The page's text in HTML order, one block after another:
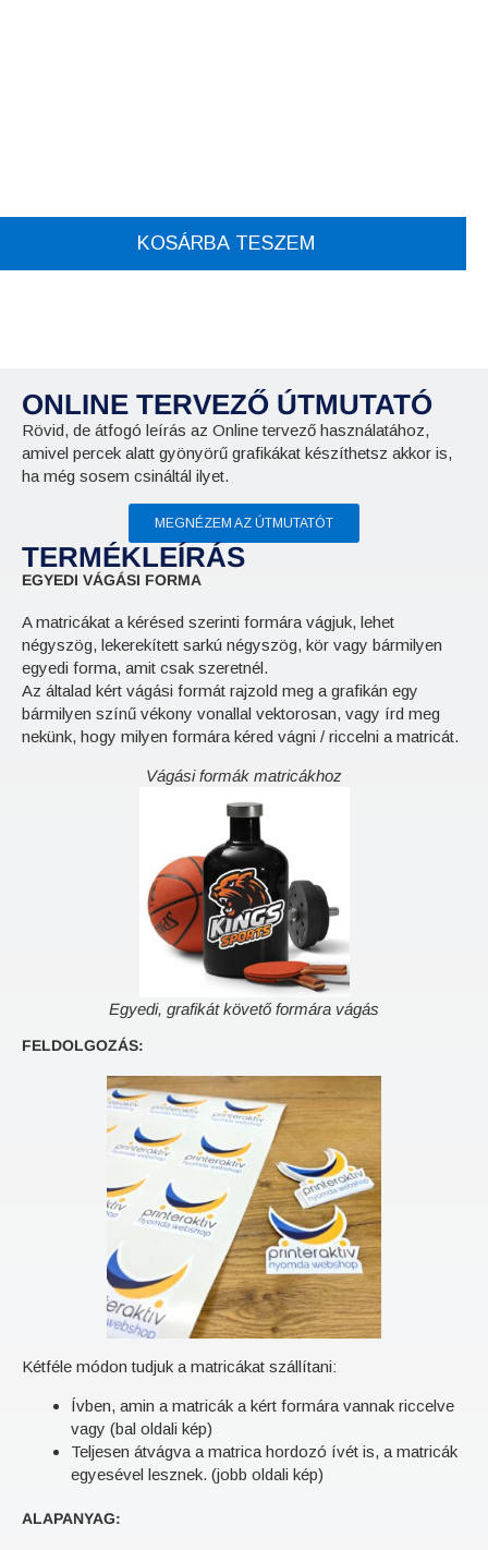
KOSÁRBA TESZEM
ONLINE TERVEZŐ ÚTMUTATÓ
Rövid, de átfogó leírás az Online tervező használatához,
amivel percek alatt gyönyörű grafikákat készíthetsz akkor is,
ha még sosem csináltál ilyet.
MEGNÉZEM AZ ÚTMUTATÓT
TERMÉKLEÍRÁS
EGYEDI VÁGÁSI FORMA
A matricákat a kérésed szerinti formára vágjuk, lehet
négyszög, lekerekített sarkú négyszög, kör vagy bármilyen
egyedi forma, amit csak szeretnél.
Az általad kért vágási formát rajzold meg a grafikán egy
bármilyen színű vékony vonallal vektorosan, vagy írd meg
nekünk, hogy milyen formára kéred vágni / riccelni a matricát.
Vágási formák matricákhoz
Egyedi, grafikát követő formára vágás
FELDOLGOZÁS:
Kétféle módon tudjuk a matricákat szállítani:
Ívben, amin a matricák a kért formára vannak riccelve
vagy (bal oldali kép)
Teljesen átvágva a matrica hordozó ívét is, a matricák
egyesével lesznek. (jobb oldali kép)
ALAPANYAG: